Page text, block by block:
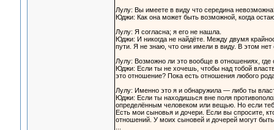
Лулу: Вы имеете в виду что середина
Юджи: Как она может быть возможной, когда
Лулу: Я согласна; я его не нашла.
Юджи: И никогда не найдёте. Между двумя
пути. Я не знаю, что они имели в виду. В этом
Лулу: Возможно ли это вообще в отношениях, где
Юджи: Если ты не хочешь, чтобы над тобой
это отношение? Пока есть отношения любого
Лулу: Именно это я и обнаружила — либо ты
Юджи: Если ты находишься вне поля
определённым человеком или вещью. Но если
Есть мои сыновья и дочери. Если вы спросите,
отношений. У моих сыновей и дочерей могут